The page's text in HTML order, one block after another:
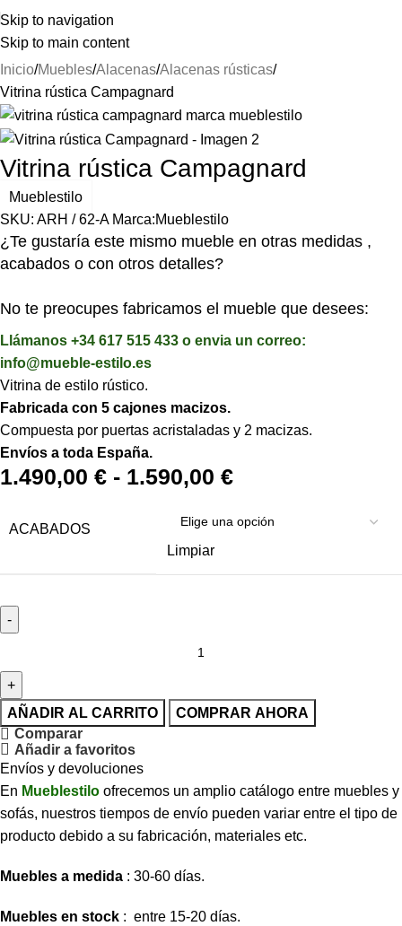
Skip to navigation
Skip to main content
⚡REALIZAMOS ENVÍOS A TODA ESPAÑA⚡
Inicio Muebles Alacenas Alacenas rústicas
Vitrina rústica Campagnard
Vitrina rústica Campagnard
Mueblestilo
SKU: ARH / 62-A Marca:Mueblestilo
¿Te gustaría este mismo mueble en otras medidas ,
acabados o con otros detalles?
No te preocupes fabricamos el mueble que desees:
Llámanos +34 617 515 433 o envia un correo:
info@mueble-estilo.es
Vitrina de estilo rústico.
Fabricada con 5 cajones macizos.
Compuesta por puertas acristaladas y 2 macizas.
Envíos a toda España.
1.490,00 € - 1.590,00 €
ACABADOS
Limpiar
AÑADIR AL CARRITO
COMPRAR AHORA
Comparar
Añadir a favoritos
Envíos y devoluciones
En Mueblestilo ofrecemos un amplio catálogo entre muebles y
sofás, nuestros tiempos de envío pueden variar entre el tipo de
producto debido a su fabricación, materiales etc.
Muebles a medida : 30-60 días.
Muebles en stock : entre 15-20 días.